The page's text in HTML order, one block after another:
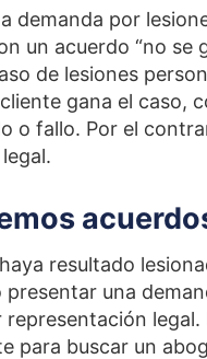
demanda por
un acuerdo “no se
de lesiones
gana el caso,
o fallo. Por el
resultado
una
para buscar un